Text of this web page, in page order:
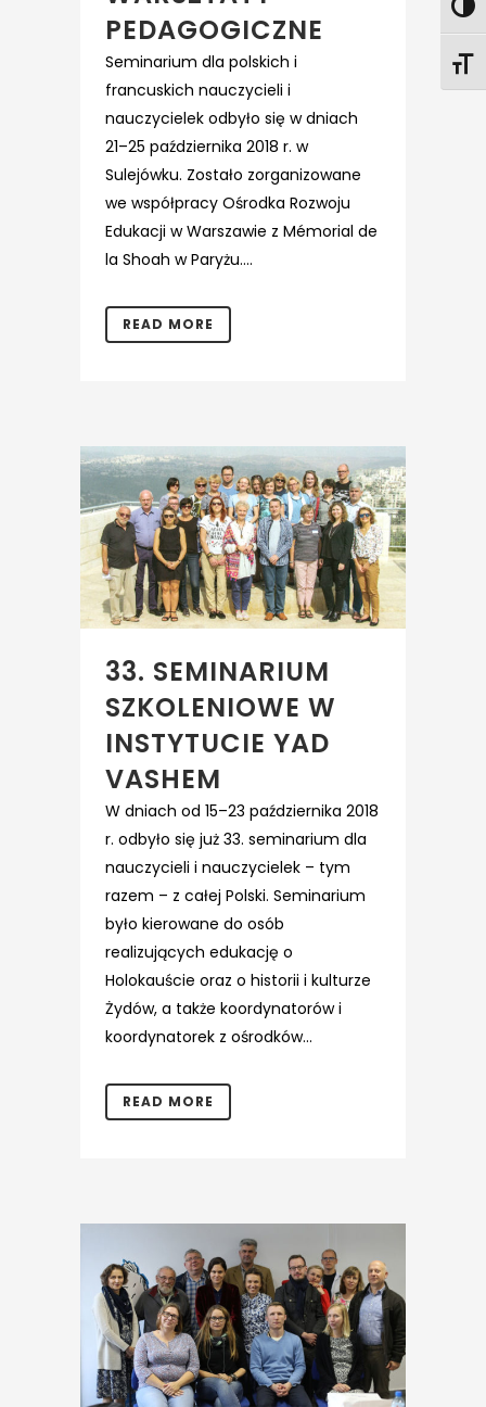
PEDAGOGICZNE
Seminarium dla polskich i
francuskich nauczycieli i
nauczycielek odbyło się w dniach
21–25 października 2018 r. w
Sulejówku. Zostało zorganizowane
we współpracy Ośrodka Rozwoju
Edukacji w Warszawie z Mémorial de
la Shoah w Paryżu....
READ MORE
33. SEMINARIUM
SZKOLENIOWE W
INSTYTUCIE YAD
VASHEM
W dniach od 15–23 października 2018
r. odbyło się już 33. seminarium dla
nauczycieli i nauczycielek – tym
razem – z całej Polski. Seminarium
było kierowane do osób
realizujących edukację o
Holokauście oraz o historii i kulturze
Żydów, a także koordynatorów i
koordynatorek z ośrodków...
READ MORE